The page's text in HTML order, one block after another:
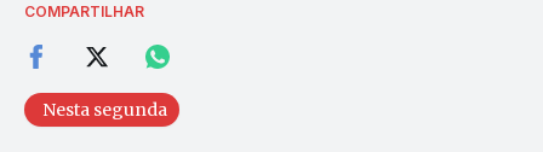
COMPARTILHAR
Nesta segunda